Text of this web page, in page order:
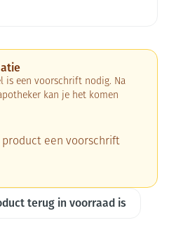
is een voorschrift nodig. Na
kan je het komen
product een voorschrift
terug in voorraad is